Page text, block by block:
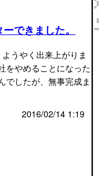
できました。
うやく出来上がりま
をやめることになった
でしたが、無事完成ま
2016/02/14 1:19